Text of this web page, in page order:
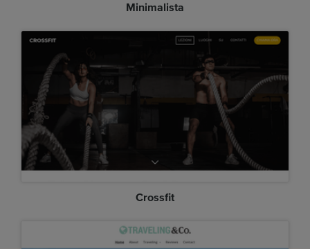
Minimalista
Crossfit